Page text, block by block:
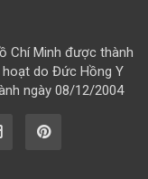
Đông Quân 15/08
Trúc 15/08
15/08
Quý 23/08
Chí Minh được thành
do Đức Hồng Y
ngày 08/12/2004